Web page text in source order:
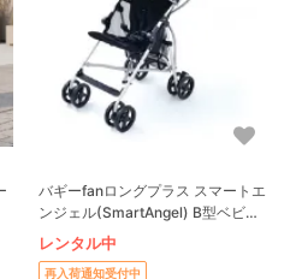
バギーfanロングプラス スマートエ
ンジェル(SmartAngel) B型ベビー
カー
レンタル中
再入荷通知受付中